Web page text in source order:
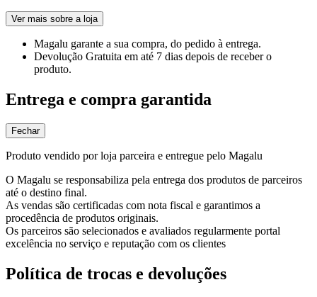
Ver mais sobre a loja
Magalu garante a sua compra, do pedido à entrega.
Devolução Gratuita em até 7 dias depois de receber o
produto.
Entrega e compra garantida
Fechar
Produto vendido por loja parceira e entregue pelo Magalu
O Magalu se responsabiliza pela entrega dos produtos de parceiros
até o destino final.
As vendas são certificadas com nota fiscal e garantimos a
procedência de produtos originais.
Os parceiros são selecionados e avaliados regularmente portal
excelência no serviço e reputação com os clientes
Política de trocas e devoluções